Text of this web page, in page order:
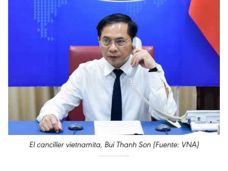
El canciller vietnamita, Bui Thanh Son (Fuente: VNA)